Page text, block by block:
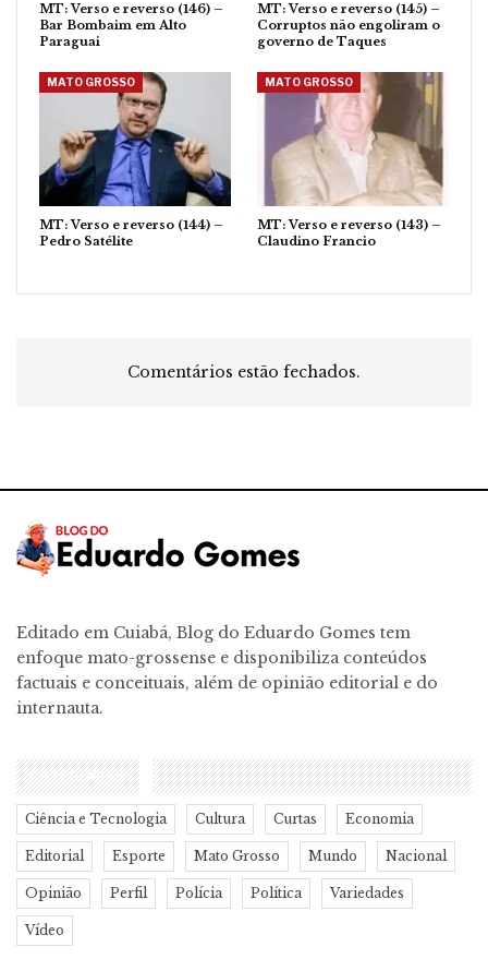
MT: Verso e reverso (146) –
Bar Bombaim em Alto
Paraguai
MT: Verso e reverso (145) –
Corruptos não engoliram o
governo de Taques
MATO GROSSO
MT: Verso e reverso (144) –
Pedro Satélite
MATO GROSSO
MT: Verso e reverso (143) –
Claudino Francio
Comentários estão fechados.
Editado em Cuiabá, Blog do Eduardo Gomes tem
enfoque mato-grossense e disponibiliza conteúdos
factuais e conceituais, além de opinião editorial e do
internauta.
CATEGORIAS
Ciência e Tecnologia Cultura Curtas Economia
Editorial Esporte Mato Grosso Mundo Nacional
Opinião Perfil Polícia Política Variedades
Vídeo